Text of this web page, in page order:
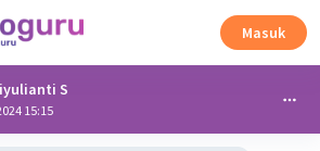
Masuk
S
15:15